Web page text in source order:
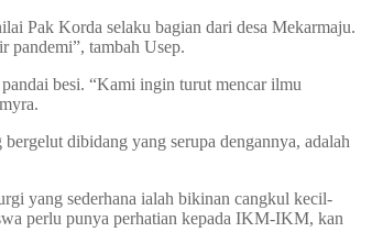
Pak Korda selaku bagian dari desa Mekarmaju.
pandemi”, tambah Usep.
besi. “Kami ingin turut mencar ilmu
dibidang yang serupa dengannya, adalah
yang sederhana ialah bikinan cangkul kecil-
perlu punya perhatian kepada IKM-IKM, kan